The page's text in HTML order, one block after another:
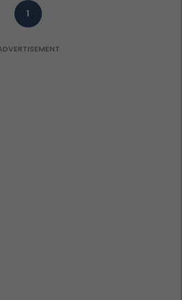
1